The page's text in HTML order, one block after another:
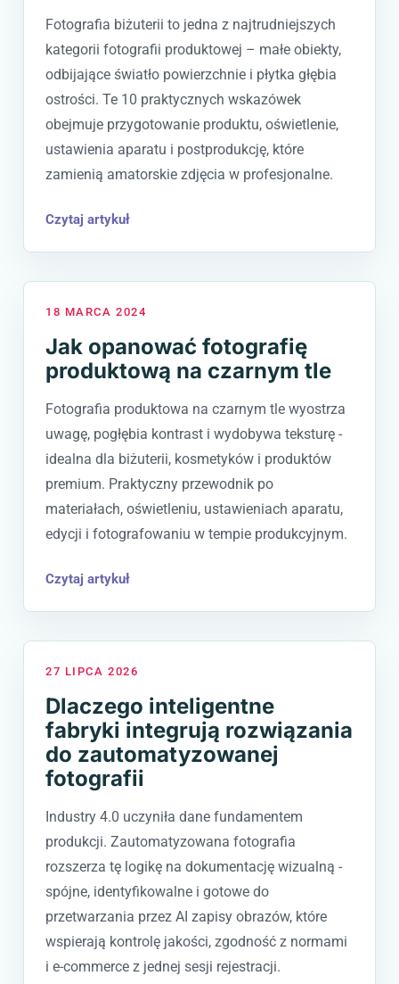
Fotografia biżuterii to jedna z najtrudniejszych
kategorii fotografii produktowej – małe obiekty,
odbijające światło powierzchnie i płytka głębia
ostrości. Te 10 praktycznych wskazówek
obejmuje przygotowanie produktu, oświetlenie,
ustawienia aparatu i postprodukcję, które
zamienią amatorskie zdjęcia w profesjonalne.
Czytaj artykuł
18 MARCA 2024
Jak opanować fotografię
produktową na czarnym tle
Fotografia produktowa na czarnym tle wyostrza
uwagę, pogłębia kontrast i wydobywa teksturę -
idealna dla biżuterii, kosmetyków i produktów
premium. Praktyczny przewodnik po
materiałach, oświetleniu, ustawieniach aparatu,
edycji i fotografowaniu w tempie produkcyjnym.
Czytaj artykuł
27 LIPCA 2026
Dlaczego inteligentne
fabryki integrują rozwiązania
do zautomatyzowanej
fotografii
Industry 4.0 uczyniła dane fundamentem
produkcji. Zautomatyzowana fotografia
rozszerza tę logikę na dokumentację wizualną -
spójne, identyfikowalne i gotowe do
przetwarzania przez AI zapisy obrazów, które
wspierają kontrolę jakości, zgodność z normami
i e-commerce z jednej sesji rejestracji.